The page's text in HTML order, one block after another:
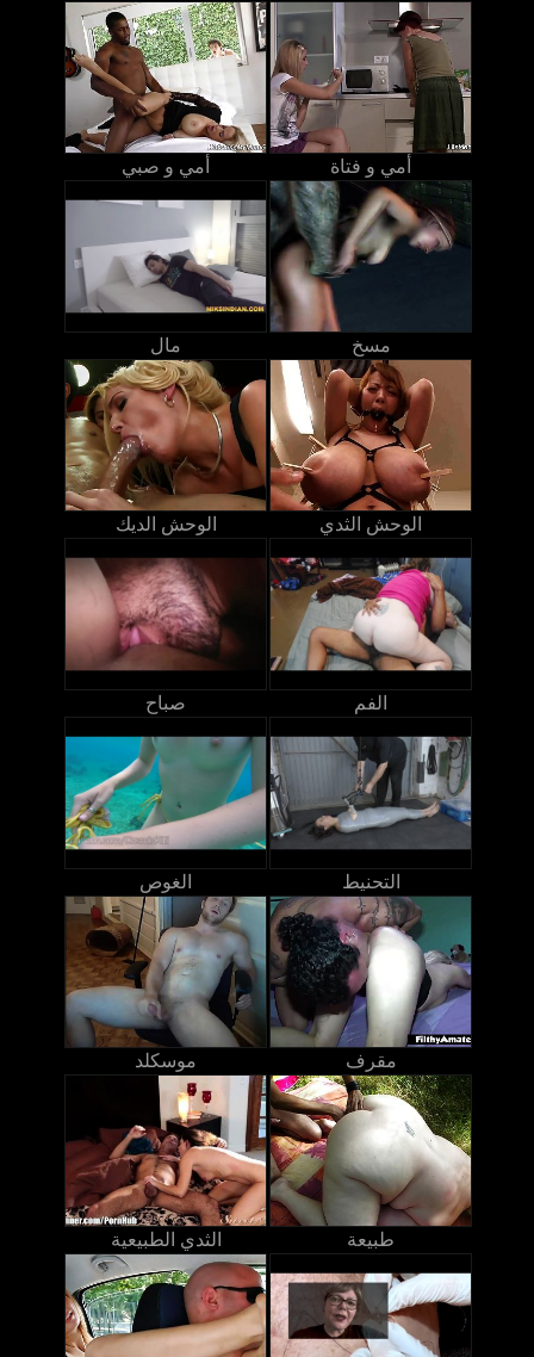
أمي و صبي أمي و فتاة
مال مسخ
الوحش الديك الوحش الثدي
صباح الفم
الغوص التحنيط
موسكلد مقرف
الثدي الطبيعية طبيعة